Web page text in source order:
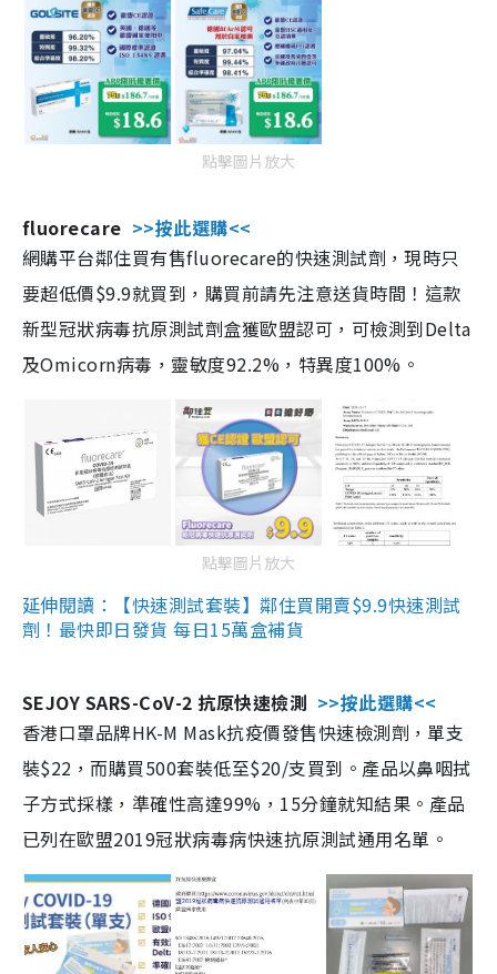
點擊圖片放大
fluorecare >>按此選購<<
網購平台鄰住買有售fluorecare的快速測試劑，現時只
要超低價$9.9就買到，購買前請先注意送貨時間！這款
新型冠狀病毒抗原測試劑盒獲歐盟認可，可檢測到Delta
及Omicorn病毒，靈敏度92.2%，特異度100%。
點擊圖片放大
延伸閱讀：【快速測試套裝】鄰住買開賣$9.9快速測試
劑！最快即日發貨 每日15萬盒補貨
SEJOY SARS-CoV-2 抗原快速檢測 >>按此選購<<
香港口罩品牌HK-M Mask抗疫價發售快速檢測劑，單支
裝$22，而購買500套裝低至$20/支買到。產品以鼻咽拭
子方式採樣，準確性高達99%，15分鐘就知結果。產品
已列在歐盟2019冠狀病毒病快速抗原測試通用名單。